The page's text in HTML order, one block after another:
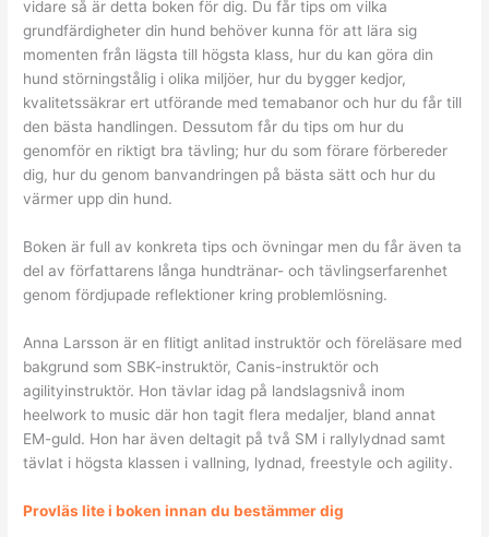
vidare så är detta boken för dig. Du får tips om vilka
grundfärdigheter din hund behöver kunna för att lära sig
momenten från lägsta till högsta klass, hur du kan göra din
hund störningstålig i olika miljöer, hur du bygger kedjor,
kvalitetssäkrar ert utförande med temabanor och hur du får till
den bästa handlingen. Dessutom får du tips om hur du
genomför en riktigt bra tävling; hur du som förare förbereder
dig, hur du genom banvandringen på bästa sätt och hur du
värmer upp din hund.
Boken är full av konkreta tips och övningar men du får även ta
del av författarens långa hundtränar- och tävlingserfarenhet
genom fördjupade reflektioner kring problemlösning.
Anna Larsson är en flitigt anlitad instruktör och föreläsare med
bakgrund som SBK-instruktör, Canis-instruktör och
agilityinstruktör. Hon tävlar idag på landslagsnivå inom
heelwork to music där hon tagit flera medaljer, bland annat
EM-guld. Hon har även deltagit på två SM i rallylydnad samt
tävlat i högsta klassen i vallning, lydnad, freestyle och agility.
Provläs lite i boken innan du bestämmer dig